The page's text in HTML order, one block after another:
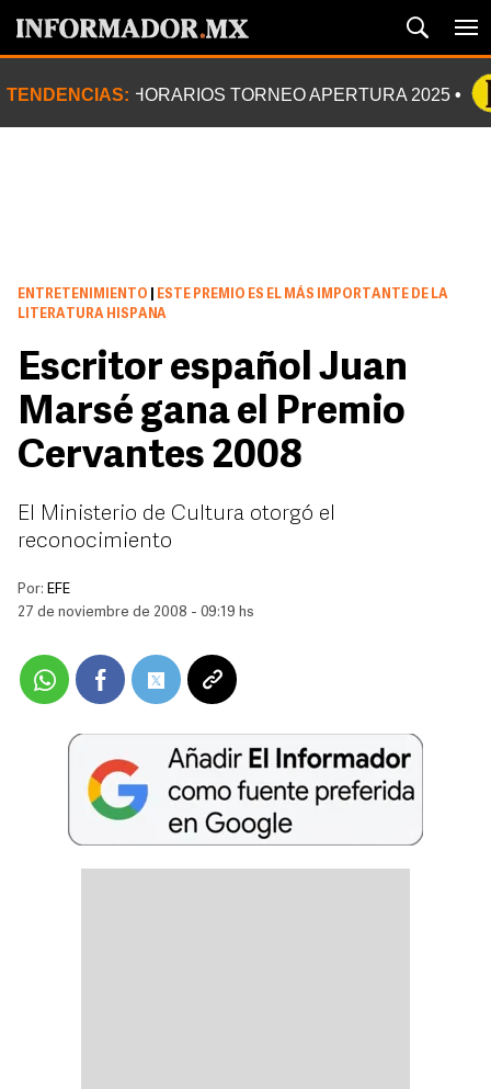
TENDENCIAS: HORARIOS TORNEO APERTURA 2025
ENTRETENIMIENTO
ESTE PREMIO ES EL MÁS IMPORTANTE DE LA
LITERATURA HISPANA
Escritor español Juan
Marsé gana el Premio
Cervantes 2008
El Ministerio de Cultura otorgó el
reconocimiento
Por: EFE
27 de noviembre de 2008 - 09:19 hs